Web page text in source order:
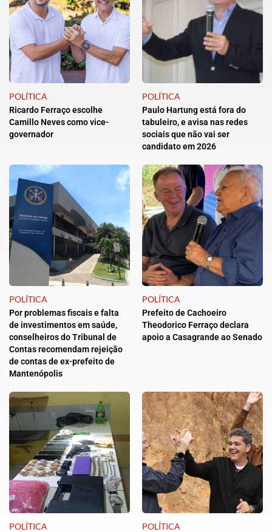
POLÍTICA
Ricardo Ferraço escolhe
Camillo Neves como vice-
governador
POLÍTICA
Paulo Hartung está fora do
tabuleiro, e avisa nas redes
sociais que não vai ser
candidato em 2026
POLÍTICA
Por problemas fiscais e falta
de investimentos em saúde,
conselheiros do Tribunal de
Contas recomendam rejeição
de contas de ex-prefeito de
Mantenópolis
POLÍTICA
Prefeito de Cachoeiro
Theodorico Ferraço declara
apoio a Casagrande ao Senado
POLÍTICA POLÍTICA